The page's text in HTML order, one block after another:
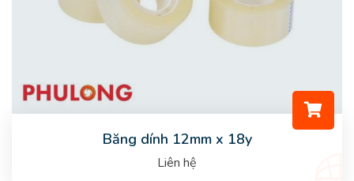
Băng dính 12mm x 18y
Liên hệ